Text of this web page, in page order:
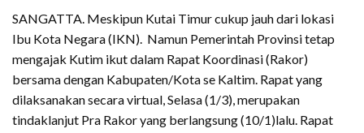
SANGATTA. Meskipun Kutai Timur cukup jauh dari lokasi
Ibu Kota Negara (IKN). Namun Pemerintah Provinsi tetap
mengajak Kutim ikut dalam Rapat Koordinasi (Rakor)
bersama dengan Kabupaten/Kota se Kaltim. Rapat yang
dilaksanakan secara virtual, Selasa (1/3), merupakan
tindaklanjut Pra Rakor yang berlangsung (10/1)lalu. Rapat